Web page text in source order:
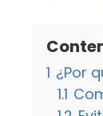
1 ¿Por
1.1